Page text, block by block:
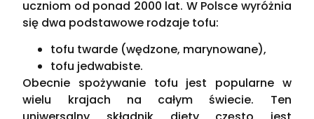
uczniom od ponad 2000 lat. W Polsce wyróżnia
się dwa podstawowe rodzaje tofu:
tofu twarde (wędzone, marynowane),
tofu jedwabiste.
Obecnie spożywanie tofu jest popularne w
wielu krajach na całym świecie. Ten